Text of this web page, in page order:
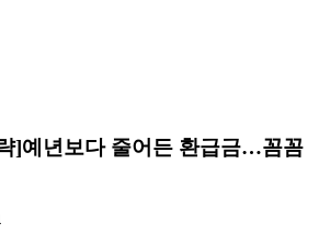
]예년보다 줄어든 환급금…꼼꼼